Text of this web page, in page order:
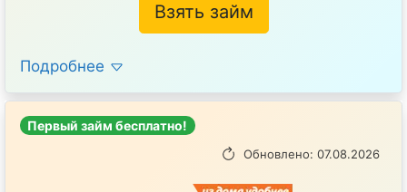
Взять займ
Подробнее
Первый займ бесплатно!
Обновлено: 07.08.2026